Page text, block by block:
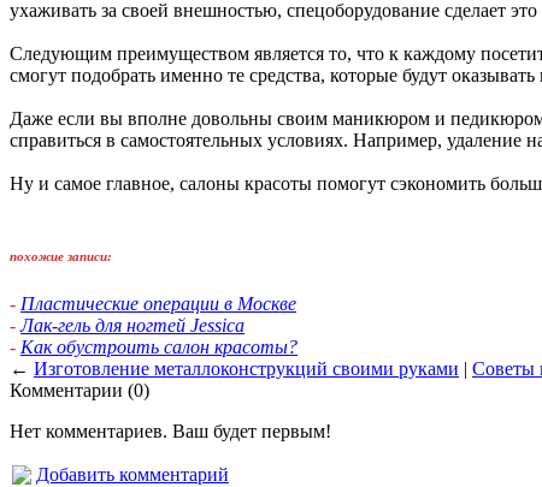
ухаживать за своей внешностью, спецоборудование сделает
Следующим преимуществом является то, что к каждому
смогут подобрать именно те средства, которые будут
Даже если вы вполне довольны своим маникюром и
справиться в самостоятельных условиях. Например, удаление
Ну и самое главное, салоны красоты помогут сэкономить
похожие записи:
- Пластические операции в Москве
-Лак-гель для ногтей Jessica
- Как обустроить салон красоты?
← Изготовление металлоконструкций своими руками | Советы
Комментарии (0)
Нет комментариев. Ваш будет первым!
Добавить комментарий